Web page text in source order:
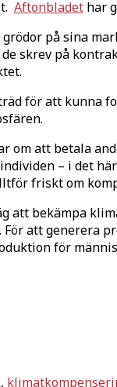
Aftonbladet har
på sina
skrev på
för att kunna
om att betala
– i det
friskt om
att bekämpa
För att
för
,